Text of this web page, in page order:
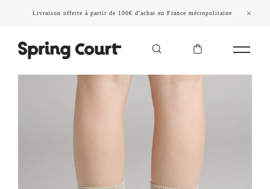
Livraison offerte à partir de 100€ d'achat en France métropolitaine